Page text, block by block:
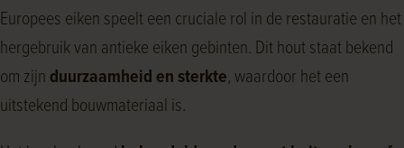
Europees eiken speelt een cruciale rol in de restauratie en het
hergebruik van antieke eiken gebinten. Dit hout staat bekend
om zijn duurzaamheid en sterkte, waardoor het een
uitstekend bouwmateriaal is.